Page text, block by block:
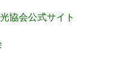
協会公式サイト